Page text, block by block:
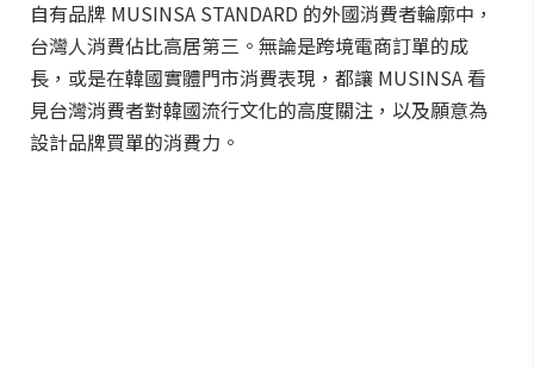
自有品牌 MUSINSA STANDARD 的外國消費者輪廓中，
台灣人消費佔比高居第三。無論是跨境電商訂單的成
長，或是在韓國實體門市消費表現，都讓 MUSINSA 看
見台灣消費者對韓國流行文化的高度關注，以及願意為
設計品牌買單的消費力。